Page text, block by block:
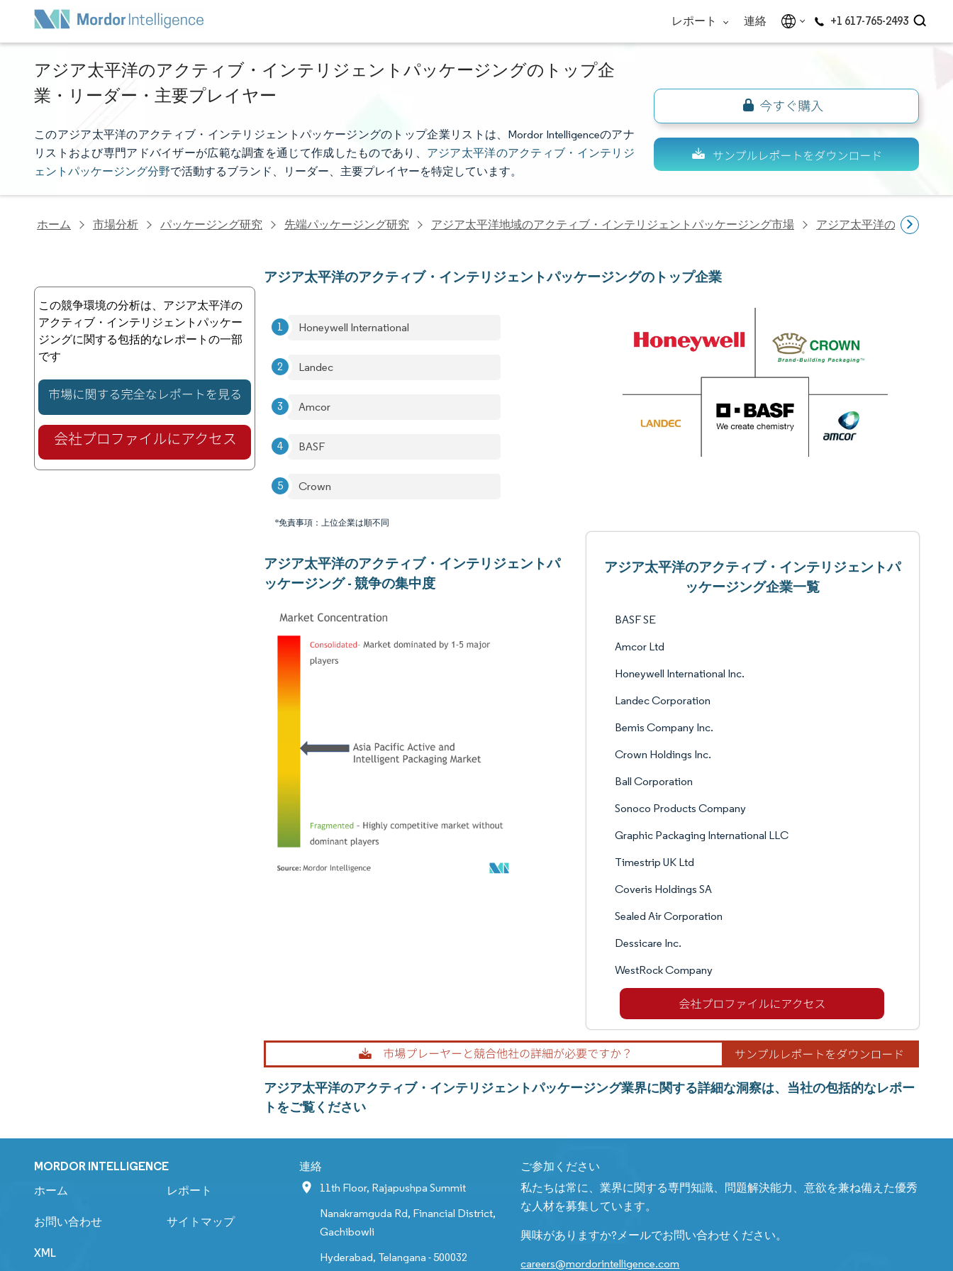
レポート 連絡 +1 617-765-2493
アジア太平洋のアクティブ・インテリジェントパッケージングのトップ企
業・リーダー・主要プレイヤー
このアジア太平洋のアクティブ・インテリジェントパッケージングのトップ企業リストは、Mordor Intelligenceのアナ
リストおよび専門アドバイザーが広範な調査を通じて作成したものであり、 アジア太平洋のアクティブ・インテリジ
ェントパッケージング分野で活動するブランド、リーダー、主要プレイヤーを特定しています。
ホーム 市場分析 パッケージング研究 先端パッケージング研究 アジア太平洋地域のアクティブ・インテリジェントパッケージング市場 アジア太平洋のアクティ
この競争環境の分析は、アジア太平洋の
アクティブ・インテリジェントパッケー
ジングに関する包括的なレポートの一部
です
アジア太平洋のアクティブ・インテリジェントパッケージングのトップ企業
Honeywell International
Landec
Amcor
BASF
Crown
*免責事項：上位企業は順不同
アジア太平洋のアクティブ・インテリジェントパ
ッケージング - 競争の集中度
アジア太平洋のアクティブ・インテリジェントパ
ッケージング企業一覧
BASF SE
Amcor Ltd
Honeywell International Inc.
Landec Corporation
Bemis Company Inc.
Crown Holdings Inc.
Ball Corporation
Sonoco Products Company
Graphic Packaging International LLC
Timestrip UK Ltd
Coveris Holdings SA
Sealed Air Corporation
Dessicare Inc.
WestRock Company
アジア太平洋のアクティブ・インテリジェントパッケージング業界に関する詳細な洞察は、当社の包括的なレポー
トをご覧ください
MORDOR INTELLIGENCE
ホーム レポート
お問い合わせ サイトマップ
XML
連絡
11th Floor, Rajapushpa Summit
Nanakramguda Rd, Financial District,
Gachibowli
Hyderabad, Telangana - 500032
ご参加ください
私たちは常に、業界に関する専門知識、問題解決能力、意欲を兼ね備えた優秀
な人材を募集しています。
興味がありますか?メールでお問い合わせください。
careers@mordorintelligence.com